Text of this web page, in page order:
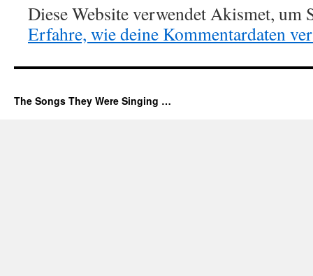
Diese Website verwendet Akismet, um
Erfahre, wie deine Kommentardaten
The Songs They Were Singing …